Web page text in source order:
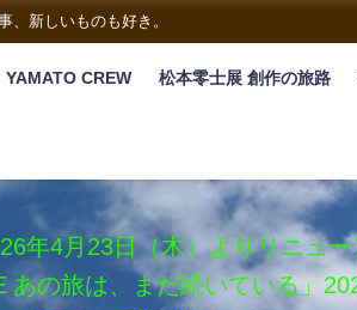
、新しいものも好き。
YAMATO CREW 松本零士展 創作の旅路
年4月23日（木）よりリニュ
の旅は、まだ続いている」